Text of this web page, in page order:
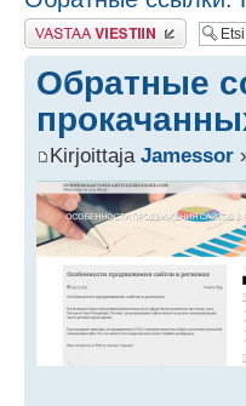
Lähetä vastaus
Обратные
Kirjoittaja Jamessor